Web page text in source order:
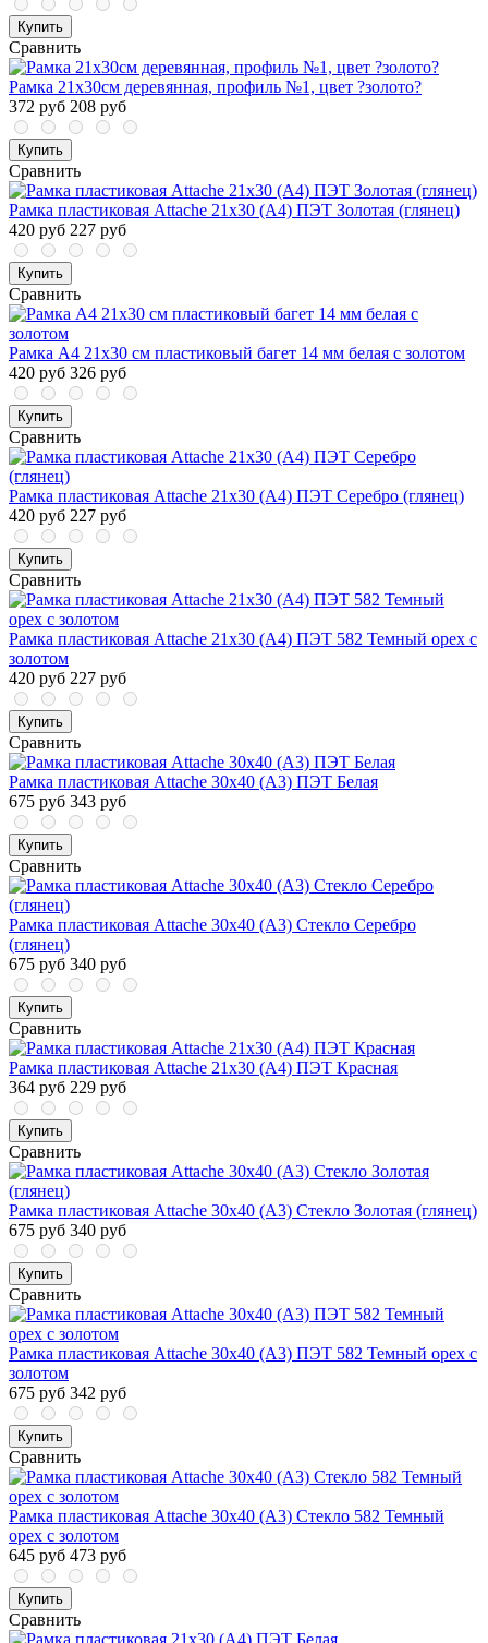
Купить
Сравнить
Рамка 21х30см деревянная, профиль №1, цвет ?золото?
372 руб 208 руб
Купить
Сравнить
Рамка пластиковая Attache 21x30 (A4) ПЭТ Золотая (глянец)
420 руб 227 руб
Купить
Сравнить
Рамка А4 21x30 см пластиковый багет 14 мм белая с золотом
420 руб 326 руб
Купить
Сравнить
Рамка пластиковая Attache 21x30 (A4) ПЭТ Серебро (глянец)
420 руб 227 руб
Купить
Сравнить
Рамка пластиковая Attache 21x30 (A4) ПЭТ 582 Темный орех с
золотом
420 руб 227 руб
Купить
Сравнить
Рамка пластиковая Attache 30х40 (А3) ПЭТ Белая
675 руб 343 руб
Купить
Сравнить
Рамка пластиковая Attache 30х40 (А3) Стекло Серебро
(глянец)
675 руб 340 руб
Купить
Сравнить
Рамка пластиковая Attache 21x30 (A4) ПЭТ Красная
364 руб 229 руб
Купить
Сравнить
Рамка пластиковая Attache 30х40 (А3) Стекло Золотая (глянец)
675 руб 340 руб
Купить
Сравнить
Рамка пластиковая Attache 30х40 (А3) ПЭТ 582 Темный орех с
золотом
675 руб 342 руб
Купить
Сравнить
Рамка пластиковая Attache 30х40 (А3) Стекло 582 Темный
орех с золотом
645 руб 473 руб
Купить
Сравнить